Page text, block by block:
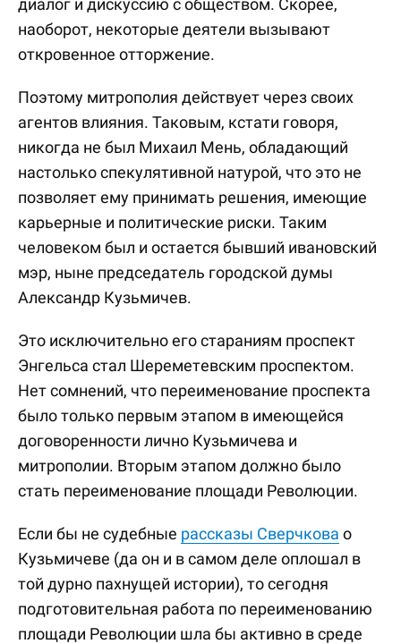
диалог и дискуссию с обществом. Скорее,
наоборот, некоторые деятели вызывают
откровенное отторжение.
Поэтому митрополия действует через своих
агентов влияния. Таковым, кстати говоря,
никогда не был Михаил Мень, обладающий
настолько спекулятивной натурой, что это не
позволяет ему принимать решения, имеющие
карьерные и политические риски. Таким
человеком был и остается бывший ивановский
мэр, ныне председатель городской думы
Александр Кузьмичев.
Это исключительно его стараниям проспект
Энгельса стал Шереметевским проспектом.
Нет сомнений, что переименование проспекта
было только первым этапом в имеющейся
договоренности лично Кузьмичева и
митрополии. Вторым этапом должно было
стать переименование площади Революции.
Если бы не судебные рассказы Сверчкова о
Кузьмичеве (да он и в самом деле оплошал в
той дурно пахнущей истории), то сегодня
подготовительная работа по переименованию
площади Революции шла бы активно в среде